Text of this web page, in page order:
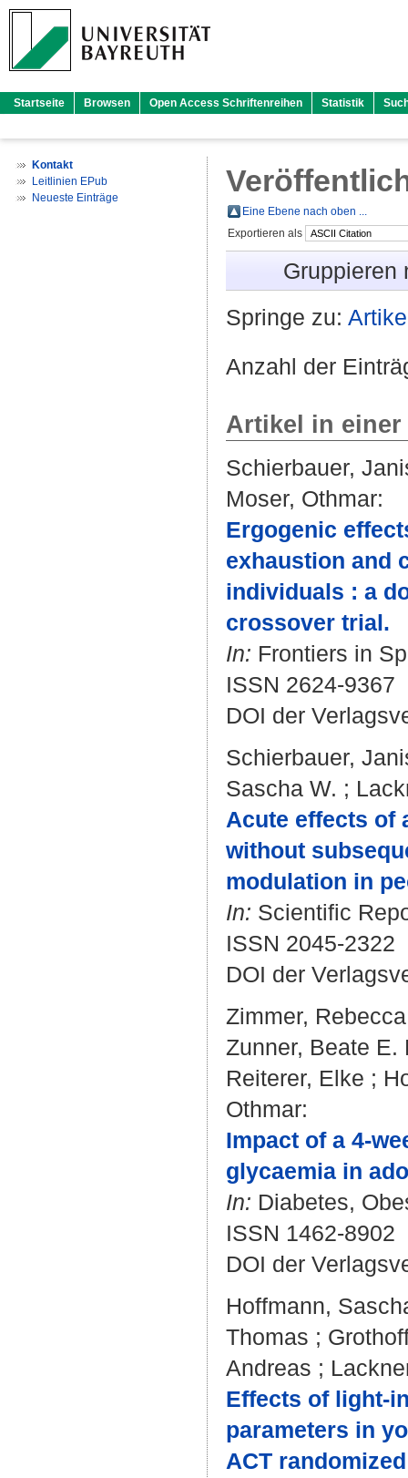
Startseite Browsen Open Access Schriftenreihen Statistik
Kontakt
Leitlinien EPub
Neueste Einträge
Eine Ebene nach oben ...
Exportieren als
Gruppieren
Springe zu:
Anzahl der
Artikel in
Schierbauer,
Moser, Othmar:
Ergogenic
exhaustion and
individuals : a
crossover trial.
In: Frontiers in
ISSN 2624-9367
DOI der
Schierbauer,
Sascha W. ;
Acute effects of
without
modulation in
In: Scientific
ISSN 2045-2322
DOI der
Zimmer,
Zunner, Beate E.
Reiterer, Elke ;
Othmar:
Impact of a 4-
glycaemia in
In: Diabetes,
ISSN 1462-8902
DOI der
Hoffmann,
Thomas ;
Andreas ;
Effects of
parameters in
ACT